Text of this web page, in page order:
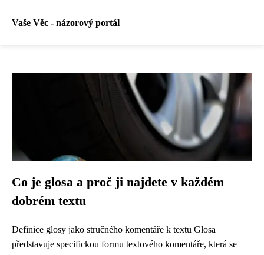
Vaše Věc - názorový portál
Co je glosa a proč ji najdete v každém
dobrém textu
Definice glosy jako stručného komentáře k textu Glosa
představuje specifickou formu textového komentáře, která se